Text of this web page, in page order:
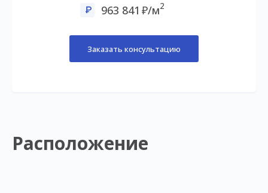
963 841 /м2
Заказать консультацию
Расположение